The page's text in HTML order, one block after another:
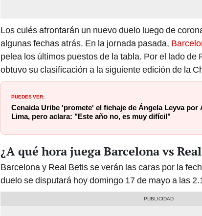
Los culés afrontarán un nuevo duelo luego de
algunas fechas atrás. En la jornada pasada,
pelea los últimos puestos de la tabla. Por el lado de
obtuvo su clasificación a la siguiente edición de la
PUEDES VER:
Cenaida Uribe 'promete' el fichaje de Ángela Leyva por
Lima, pero aclara: "Este año no, es muy difícil"
¿A qué hora juega Barcelona vs
Barcelona y Real Betis se verán las caras por la
duelo se disputará hoy domingo 17 de mayo a las